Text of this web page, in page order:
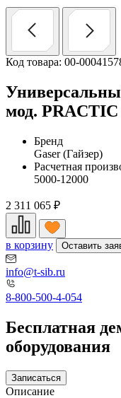
Код товара: 00-
мод. PRACTIC
Бренд
Gaser (Гайзер)
Расчетная
5000-12000
2 311 065 ₽
в корзину Оставить
info@t-sib.ru
8-800-500-4-054
Бесплатная
оборудования
Записаться
Описание